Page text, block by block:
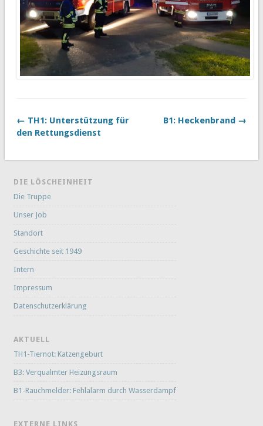
← TH1: Unterstützung für
den Rettungsdienst
B1: Heckenbrand →
DIE LÖSCHEINHEIT
Die Truppe
Unser Job
Standort
Geschichte seit 1949
Intern
Impressum
Datenschutzerklärung
AKTUELL
TH1-Tiernot: Katzengeburt
B3: Verqualmter Heizungsraum
B1-Rauchmelder: Fehlalarm durch Wasserdampf
EXTERNE LINKS